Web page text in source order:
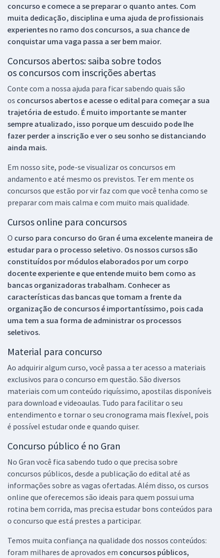
concurso e comece a se preparar o quanto antes. Com
muita dedicação, disciplina e uma ajuda de profissionais
experientes no ramo dos concursos, a sua chance de
conquistar uma vaga passa a ser bem maior.
Concursos abertos: saiba sobre todos
os concursos com inscrições abertas
Conte com a nossa ajuda para ficar sabendo quais são
os concursos abertos e acesse o edital para começar a sua
trajetória de estudo. É muito importante se manter
sempre atualizado, isso porque um descuido pode lhe
fazer perder a inscrição e ver o seu sonho se distanciando
ainda mais.
Em nosso site, pode-se visualizar os concursos em
andamento e até mesmo os previstos. Ter em mente os
concursos que estão por vir faz com que você tenha como se
preparar com mais calma e com muito mais qualidade.
Cursos online para concursos
O curso para concurso do Gran é uma excelente maneira de
estudar para o processo seletivo. Os nossos cursos são
constituídos por módulos elaborados por um corpo
docente experiente e que entende muito bem como as
bancas organizadoras trabalham. Conhecer as
características das bancas que tomam a frente da
organização de concursos é importantíssimo, pois cada
uma tem a sua forma de administrar os processos
seletivos.
Material para concurso
Ao adquirir algum curso, você passa a ter acesso a materiais
exclusivos para o concurso em questão. São diversos
materiais com um conteúdo riquíssimo, apostilas disponíveis
para download e videoaulas. Tudo para facilitar o seu
entendimento e tornar o seu cronograma mais flexível, pois
é possível estudar onde e quando quiser.
Concurso público é no Gran
No Gran você fica sabendo tudo o que precisa sobre
concursos públicos, desde a publicação do edital até as
informações sobre as vagas ofertadas. Além disso, os cursos
online que oferecemos são ideais para quem possui uma
rotina bem corrida, mas precisa estudar bons conteúdos para
o concurso que está prestes a participar.
Temos muita confiança na qualidade dos nossos conteúdos:
foram milhares de aprovados em concursos públicos,